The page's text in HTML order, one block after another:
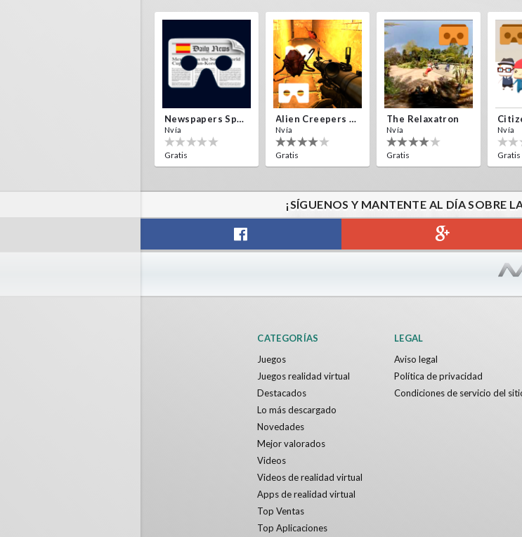
Newspapers Spain VR
Nvía
Gratis
Alien Creepers VR
Nvía
Gratis
The Relaxatron
Nvía
Gratis
Nvía
Gratis
¡SÍGUENOS Y MANTENTE AL DÍA SOBRE
CATEGORÍAS
Juegos
Juegos realidad virtual
Destacados
Lo más descargado
Novedades
Mejor valorados
Videos
Videos de realidad virtual
Apps de realidad virtual
Top Ventas
Top Aplicaciones
LEGAL
Aviso legal
Política de privacidad
Condiciones de servicio del